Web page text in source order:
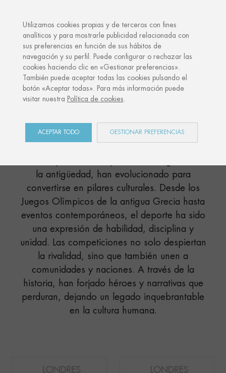
Shop Competiciones deportivas
COMPETICIONES
DEPORTIVAS
COLECCIÓN
la antigüedad, han evolucionado para
convertirse en pilares culturales. Desde los
Juegos Olímpicos de la antigua Grecia hasta
eventos contemporáneos, el deporte ha sido
una expresión de habilidad, disciplina y
unidad. Las competiciones no solo despiertan
la rivalidad, sino que también unen a
comunidades y naciones. A través de la
historia, han forjado héroes y narrativas que
perduran, dejando un legado inquebrantable
en la cultura humana.
Utilizamos cookies propias y de terceros con fines
analíticos y para mostrarle publicidad relacionada con
sus preferencias en función de sus hábitos de
navegación y su perfil. Puede configurar o rechazar las
cookies haciendo clic en «Gestionar preferencias».
También puede aceptar todas las cookies pulsando el
botón «Aceptar todas». Para más información puede
visitar nuestra Política de cookies.
ACEPTAR TODO GESTIONAR PREFERENCIAS